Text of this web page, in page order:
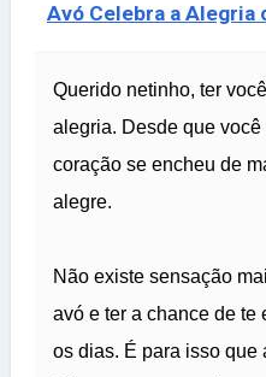
Avó Celebra a Alegria
Querido netinho, ter
alegria. Desde que
coração se encheu de
alegre.
Não existe sensação
avó e ter a chance de te
os dias. É para isso que